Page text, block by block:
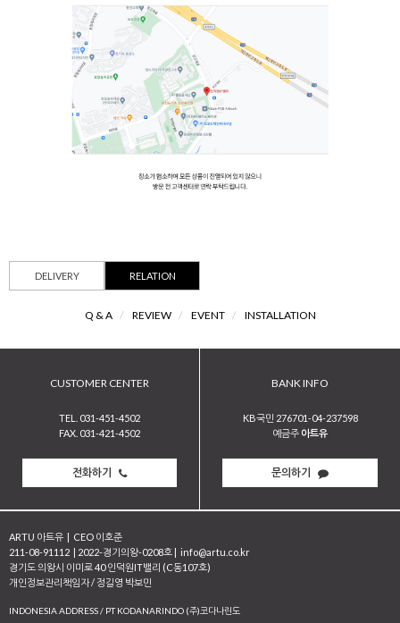
DELIVERY RELATION
Q & A / REVIEW / EVENT / INSTALLATION
CUSTOMER CENTER
TEL. 031-451-4502
FAX. 031-421-4502
전화하기
BANK INFO
KB국민 276701-04-237598
예금주 아트유
문의하기
ARTU 아트유
CEO 이호준
211-08-91112
2022-경기의왕-0208호
info@artu.co.kr
경기도 의왕시 이미로 40 인덕원IT밸리 (C동107호)
개인정보관리책임자 / 정길영 박보민
INDONESIA ADDRESS / PT KODANARINDO (주)코다나린도